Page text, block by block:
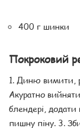
400 г шинки
Покроковий
1. Диню вимити,
Акуратно
блендері, додати
пишну піну. 3.